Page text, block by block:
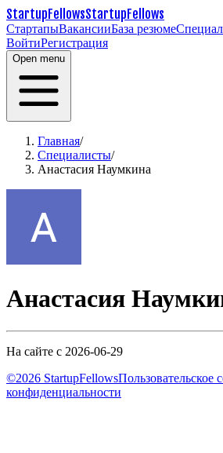
StartupFellowsStartupFellows
СтартапыВакансииБаза резюме
ВойтиРегистрация
Open menu
Главная/
Специалисты/
Анастасия Наумкина
Анастасия
На сайте с 2026-06-29
©2026 StartupFellowsПользовательское
конфиденциальности